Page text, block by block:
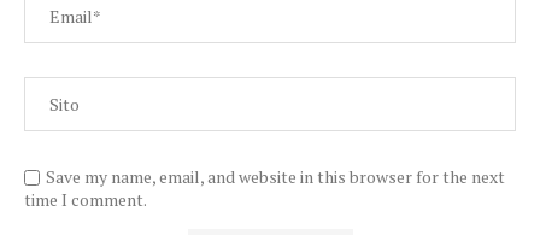
Save my name, email, and website in this browser for the next
time I comment.